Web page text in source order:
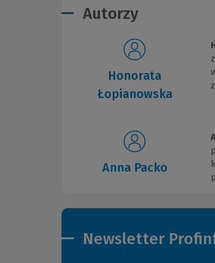
Autorzy
Honorata
Łopianowska
Anna Packo
Newsletter